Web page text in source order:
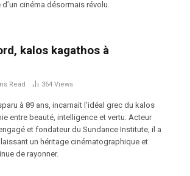
d’un cinéma désormais révolu.
kalos kagathos à
Read 364 Views
à 89 ans, incarnait l’idéal grec du kalos
entre beauté, intelligence et vertu. Acteur
et fondateur du Sundance Institute, il a
un héritage cinématographique et
de rayonner.